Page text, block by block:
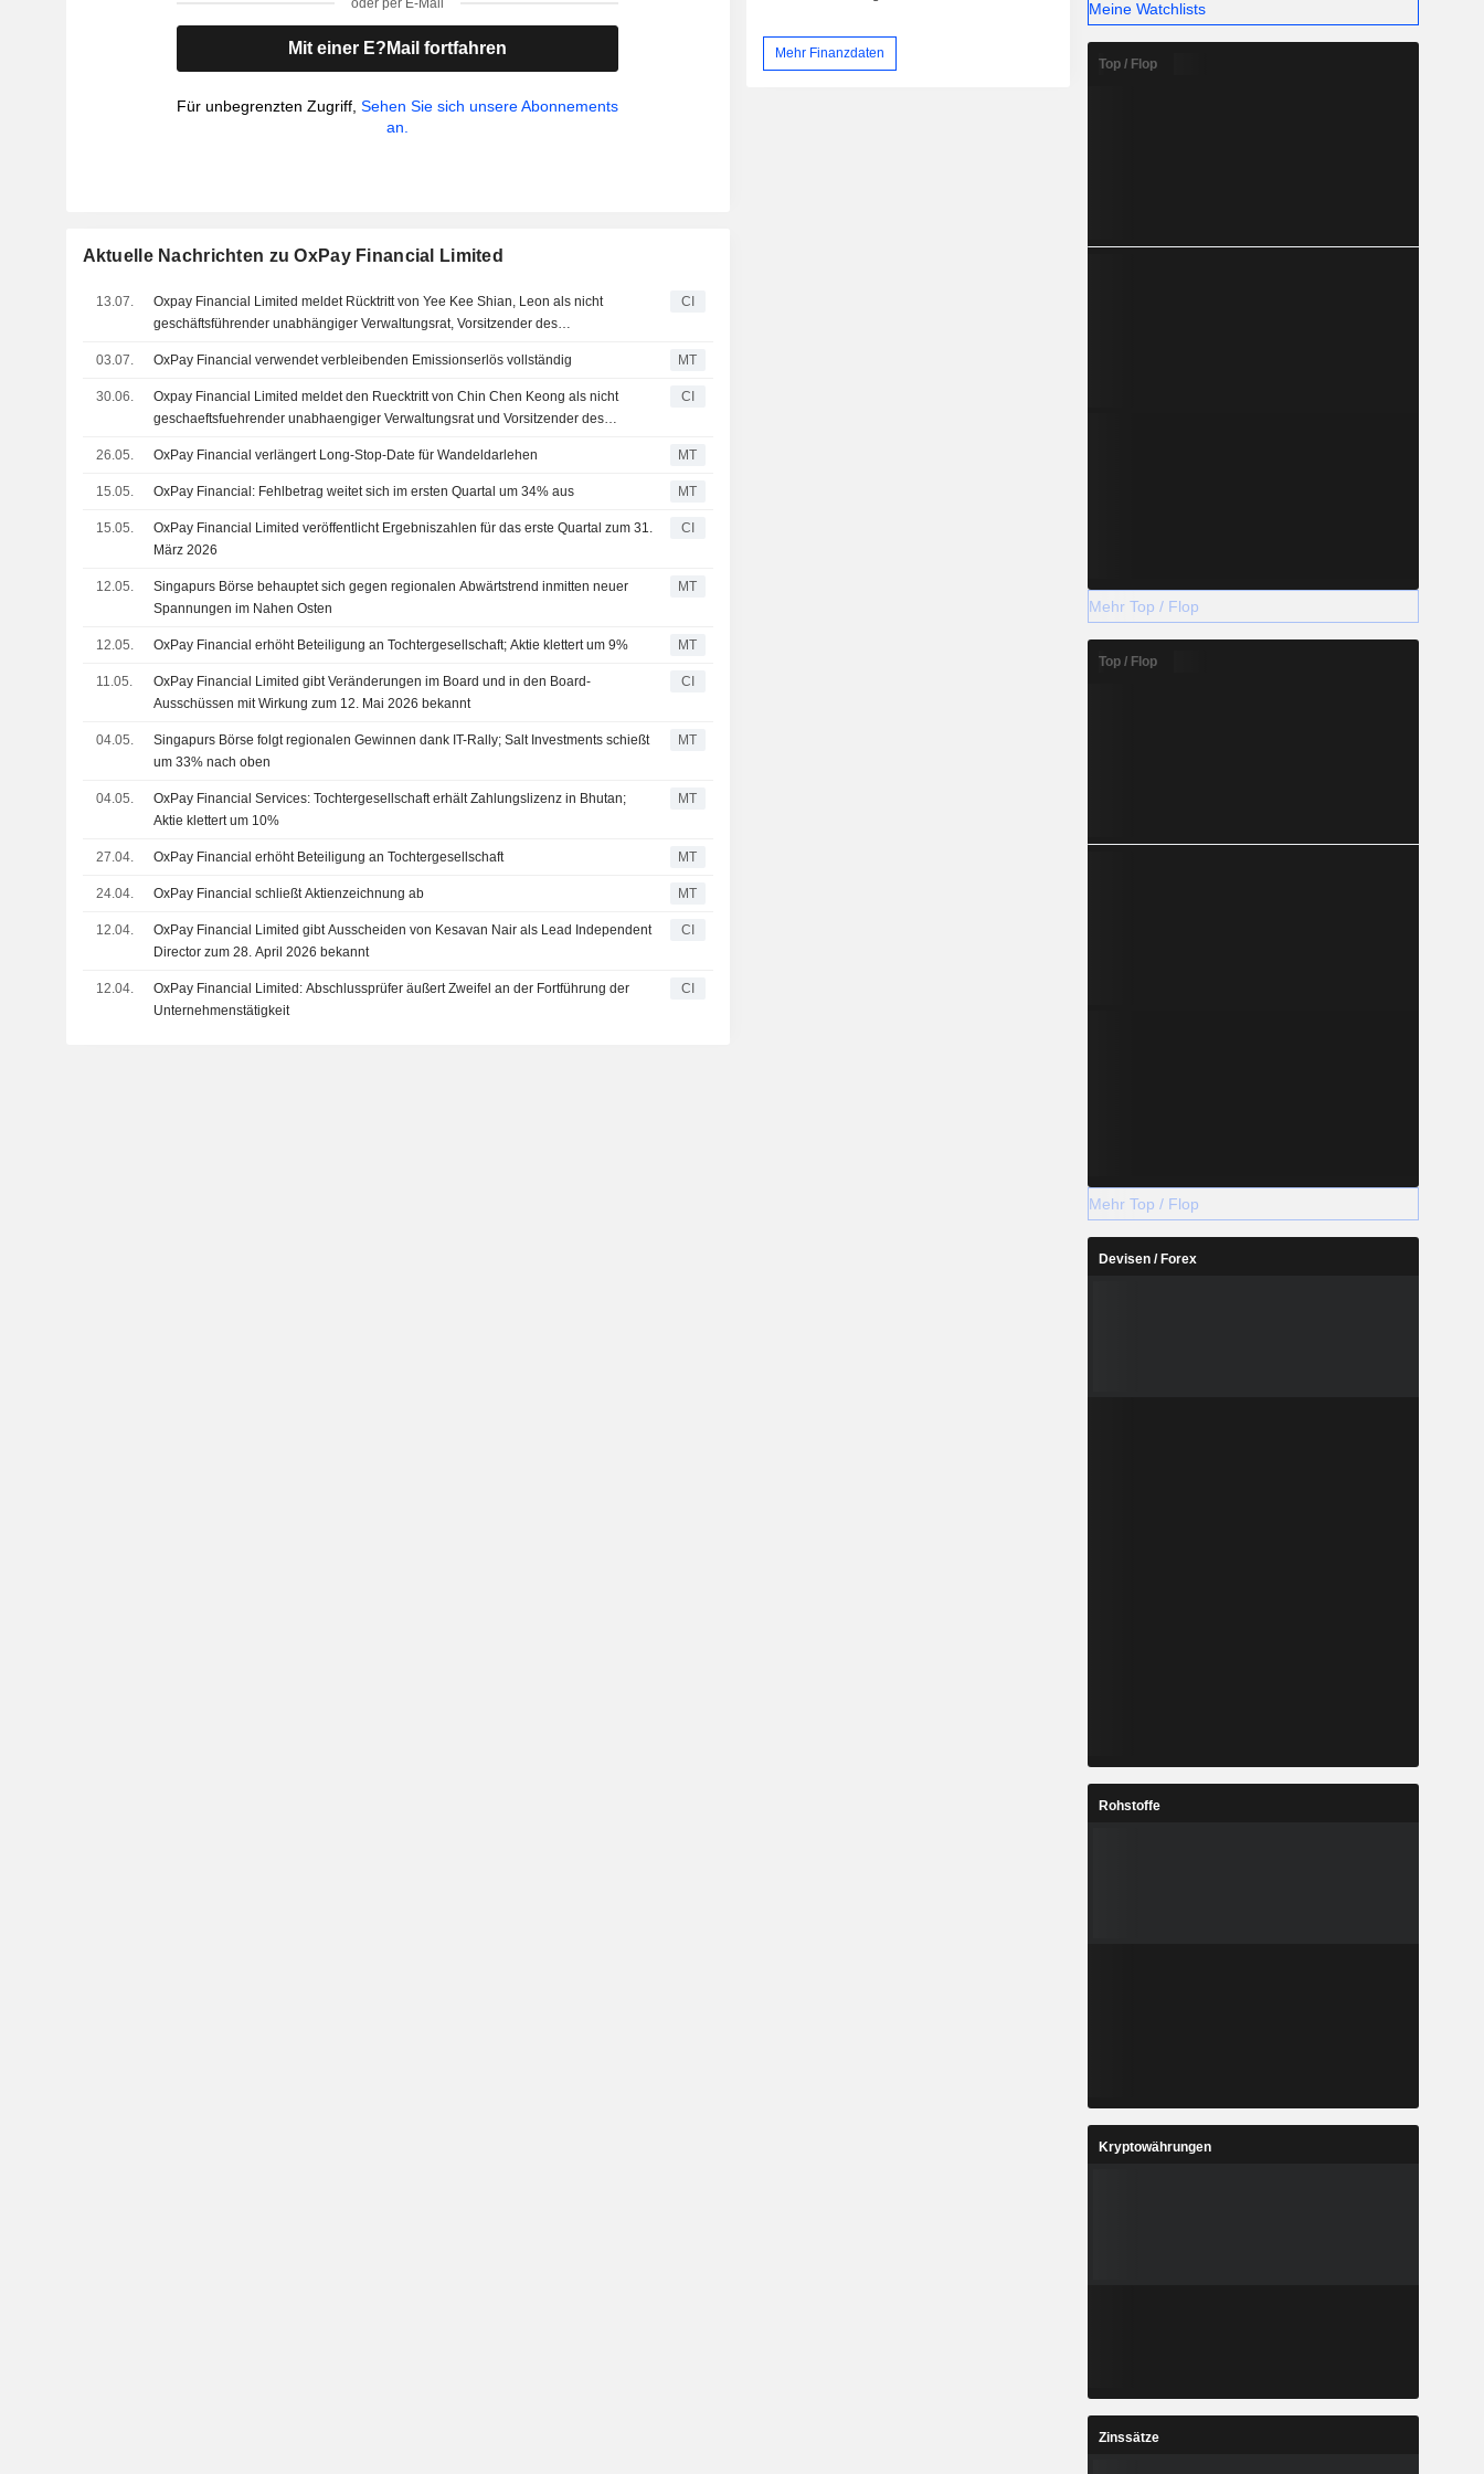
oder per E-Mail
Mit einer E?Mail fortfahren
Für unbegrenzten Zugriff,Sehen Sie sich unsere Abonnements
an.
Aktuelle Nachrichten zu OxPay Financial Limited
13.07.
Oxpay Financial Limited meldet Rücktritt von Yee Kee Shian, Leon als nicht
geschäftsführender unabhängiger Verwaltungsrat, Vorsitzender des
Vergütungsausschusses
CI
03.07. OxPay Financial verwendet verbleibenden Emissionserlös vollständig MT
30.06.
Oxpay Financial Limited meldet den Ruecktritt von Chin Chen Keong als nicht
geschaeftsfuehrender unabhaengiger Verwaltungsrat und Vorsitzender des
CI
26.05. OxPay Financial verlängert Long-Stop-Date für Wandeldarlehen MT
15.05. OxPay Financial: Fehlbetrag weitet sich im ersten Quartal um 34% aus MT
15.05.
OxPay Financial Limited veröffentlicht Ergebniszahlen für das erste Quartal zum 31.
März 2026
CI
12.05.
Singapurs Börse behauptet sich gegen regionalen Abwärtstrend inmitten neuer
Spannungen im Nahen Osten
MT
12.05. OxPay Financial erhöht Beteiligung an Tochtergesellschaft; Aktie klettert um 9% MT
11.05.
OxPay Financial Limited gibt Veränderungen im Board und in den Board-
Ausschüssen mit Wirkung zum 12. Mai 2026 bekannt
CI
04.05.
Singapurs Börse folgt regionalen Gewinnen dank IT-Rally; Salt Investments schießt
um 33% nach oben
MT
04.05.
OxPay Financial Services: Tochtergesellschaft erhält Zahlungslizenz in Bhutan;
Aktie klettert um 10%
MT
27.04. OxPay Financial erhöht Beteiligung an Tochtergesellschaft MT
24.04. OxPay Financial schließt Aktienzeichnung ab MT
12.04.
OxPay Financial Limited gibt Ausscheiden von Kesavan Nair als Lead Independent
Director zum 28. April 2026 bekannt
CI
12.04.
OxPay Financial Limited: Abschlussprüfer äußert Zweifel an der Fortführung der
Unternehmenstätigkeit
CI
Mehr Finanzdaten
Meine Watchlists
Top / Flop
Mehr Top / Flop
Top / Flop
Mehr Top / Flop
Devisen / Forex
Rohstoffe
Kryptowährungen
Zinssätze